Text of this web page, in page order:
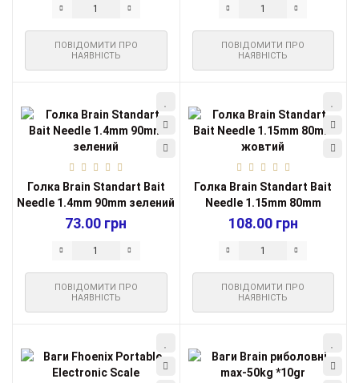
ПОВІДОМИТИ ПРО
НАЯВНІСТЬ
ПОВІДОМИТИ ПРО
НАЯВНІСТЬ
Голка Brain Standart Bait
Needle 1.4mm 90mm зелений
73.00 грн
ПОВІДОМИТИ ПРО
НАЯВНІСТЬ
Голка Brain Standart Bait
Needle 1.15mm 80mm
жовтий
108.00 грн
ПОВІДОМИТИ ПРО
НАЯВНІСТЬ